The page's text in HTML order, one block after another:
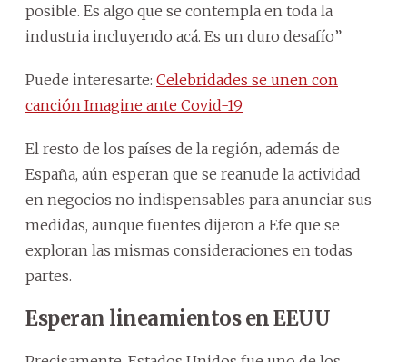
posible. Es algo que se contempla en toda la
industria incluyendo acá. Es un duro desafío”
Puede interesarte: Celebridades se unen con
canción Imagine ante Covid-19
El resto de los países de la región, además de
España, aún esperan que se reanude la actividad
en negocios no indispensables para anunciar sus
medidas, aunque fuentes dijeron a Efe que se
exploran las mismas consideraciones en todas
partes.
Esperan lineamientos en EEUU